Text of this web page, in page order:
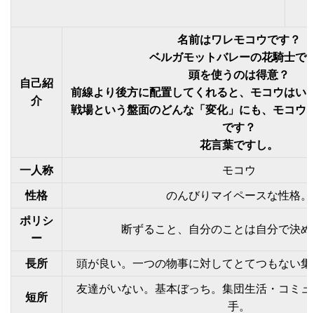
自己紹
介
名前はワレモコウです？
ベルガモットバレーの花騎士で
頭を使うのは得意？
前線より後方に配置してくれると、モコウは
戦場という盤面のどんな「変化」にも、モコウ
です？
花言葉ですし。
一人称 モコウ
性格 のんびりマイペースな性格。
ポリシ
ー
断ずること、自分のことは自分で決
長所 頭が良い。一つの物事に対してとてつもない
短所
友達がいない。基本ぼっち。集団生活・コミ
手。